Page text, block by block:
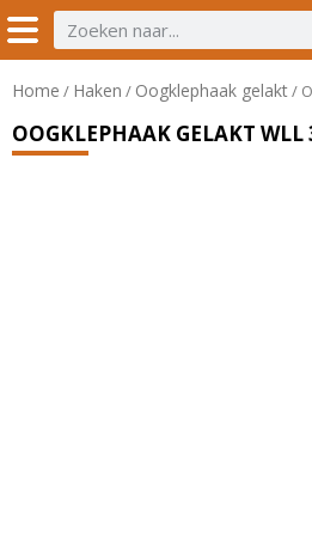
Home / Haken / Oogklephaak gelakt/
OOGKLEPHAAK GELAKT WLL